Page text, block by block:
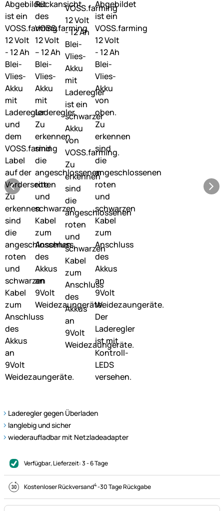
Laderegler gegen Überladen
langlebig und sicher
wiederaufladbar mit Netzladeadapter
Verfügbar, Lieferzeit:3 - 6 Tage
Kostenloser Rückversand4-30 Tage Rückgabe